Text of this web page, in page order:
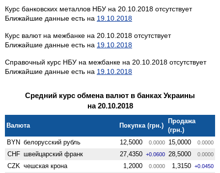
Курс банковских металлов НБУ на 20.10.2018 отсутствует
Ближайшие данные есть на 19.10.2018
Курс валют на межбанке на 20.10.2018 отсутствует
Ближайшие данные есть на 19.10.2018
Справочный курс НБУ на межбанке на 20.10.2018 отсутствует
Ближайшие данные есть на 19.10.2018
Средний курс обмена валют в банках Украины
на 20.10.2018
Валюта Покупка (грн.)
Продажа
(грн.)
BYN белорусский рубль 12,5000 0.0000 15,0000 0.0000
CHF швейцарский франк 27,4350 +0.0600 28,5000 0.0000
CZK чешская крона 1,2000 0.0000 1,3150 +0.0450